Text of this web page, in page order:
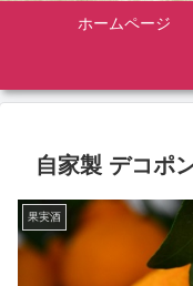
ホームページ
自家製 デコポ
果実酒